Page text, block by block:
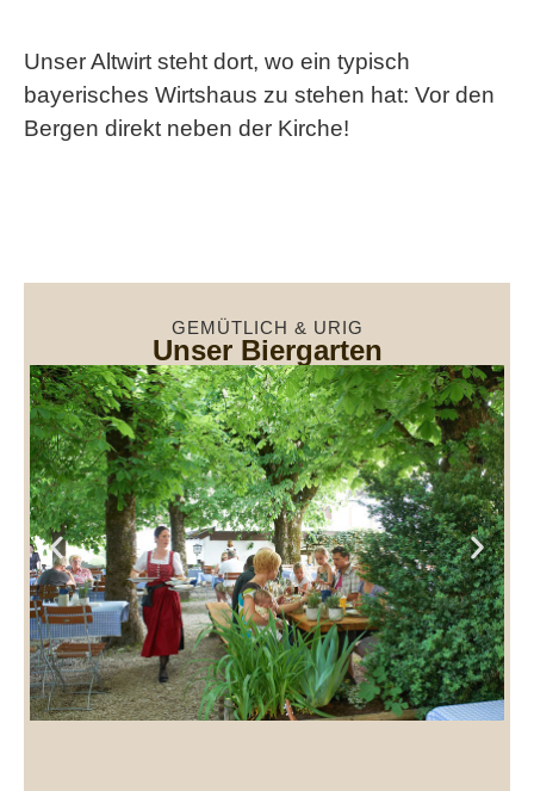
Unser Altwirt steht dort, wo ein typisch
bayerisches Wirtshaus zu stehen hat: Vor den
Bergen direkt neben der Kirche!
GEMÜTLICH & URIG
Unser Biergarten